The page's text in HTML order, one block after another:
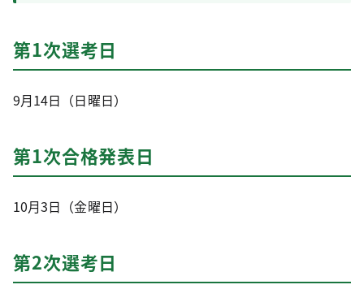
第1次選考日
9月14日（日曜日）
第1次合格発表日
10月3日（金曜日）
第2次選考日